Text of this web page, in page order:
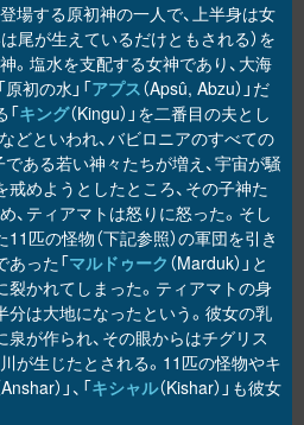
場する原初神の一人で、上半身は女
尾が生えているだけともされる）を
。塩水を支配する女神であり、大海
初の水」「アプス（Apsû, Abzu）」だ
キング（Kingu）」を二番目の夫とし
どといわれ、バビロニアのすべての
である若い神々たちが増え、宇宙が騒
戒めようとしたところ、その子神た
、ティアマトは怒りに怒った。そし
匹の怪物（下記参照）の軍団を引き
あった「マルドゥーク （Marduk）」と
裂かれてしまった。ティアマトの身
分は大地になったという。彼女の乳
泉が作られ、その眼からはチグリス
が生じたとされる。11匹の怪物やキ
Anshar）」、「キシャル（Kishar）」も彼女